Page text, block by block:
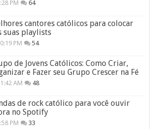
PM 64
cantores católicos para colocar
suas playlists
PM 54
de Jovens Católicos: Como Criar,
e Fazer seu Grupo Crescer na Fé
AM 48
de rock católico para você ouvir
no Spotify
PM 33